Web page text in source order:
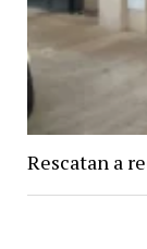
Rescatan a